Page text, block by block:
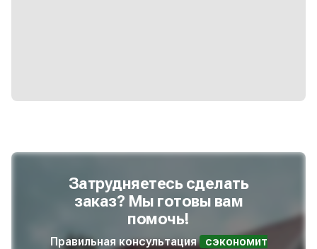
Затрудняетесь сделать
заказ? Мы готовы вам
помочь!
Правильная консультация
сэкономит